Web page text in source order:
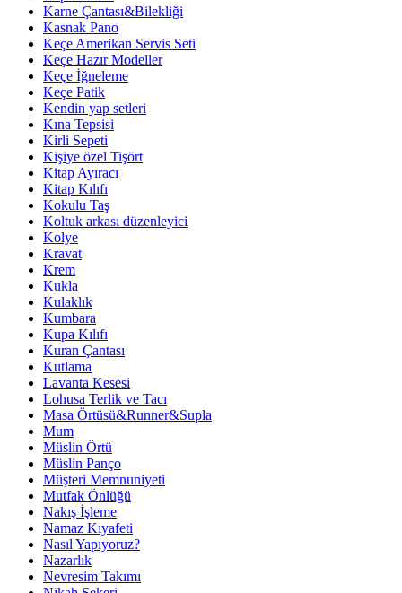
Karne Çantası&Bilekliği
Kasnak Pano
Keçe Amerikan Servis Seti
Keçe Hazır Modeller
Keçe İğneleme
Keçe Patik
Kendin yap setleri
Kına Tepsisi
Kirli Sepeti
Kişiye özel Tişört
Kitap Ayıracı
Kitap Kılıfı
Kokulu Taş
Koltuk arkası düzenleyici
Kolye
Kravat
Krem
Kukla
Kulaklık
Kumbara
Kupa Kılıfı
Kuran Çantası
Kutlama
Lavanta Kesesi
Lohusa Terlik ve Tacı
Masa Örtüsü&Runner&Supla
Mum
Müslin Örtü
Müslin Panço
Müşteri Memnuniyeti
Mutfak Önlüğü
Nakış İşleme
Namaz Kıyafeti
Nasıl Yapıyoruz?
Nazarlık
Nevresim Takımı